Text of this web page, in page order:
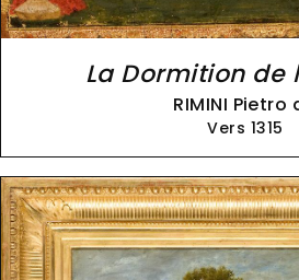
La Dormition de
RIMINI Pietro
Vers 1315